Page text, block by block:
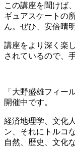
この講座を聞けば
ギュアスケートの
ん。ぜひ、安倍晴
講座をより深く楽
されているので、
「大野盛雄フィー
開催中です。
経済地理学、文化
ン、それにトルコ
自然、歴史、文化